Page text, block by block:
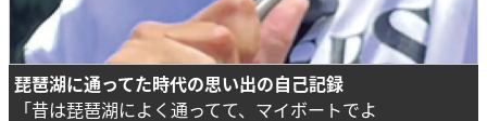
琵琶湖に通ってた時代の思い出の自己記録
「昔は琵琶湖によく通ってて、マイボートでよ